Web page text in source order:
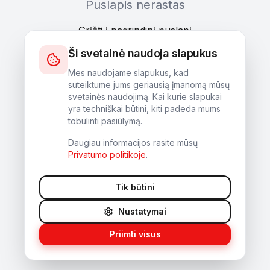
Puslapis nerastas
Grįžti į pagrindinį puslapį
Ši svetainė naudoja slapukus
Mes naudojame slapukus, kad
suteiktume jums geriausią įmanomą mūsų
svetainės naudojimą. Kai kurie slapukai
yra techniškai būtini, kiti padeda mums
tobulinti pasiūlymą.
Daugiau informacijos rasite mūsų
Privatumo politikoje.
Tik būtini
Nustatymai
Priimti visus